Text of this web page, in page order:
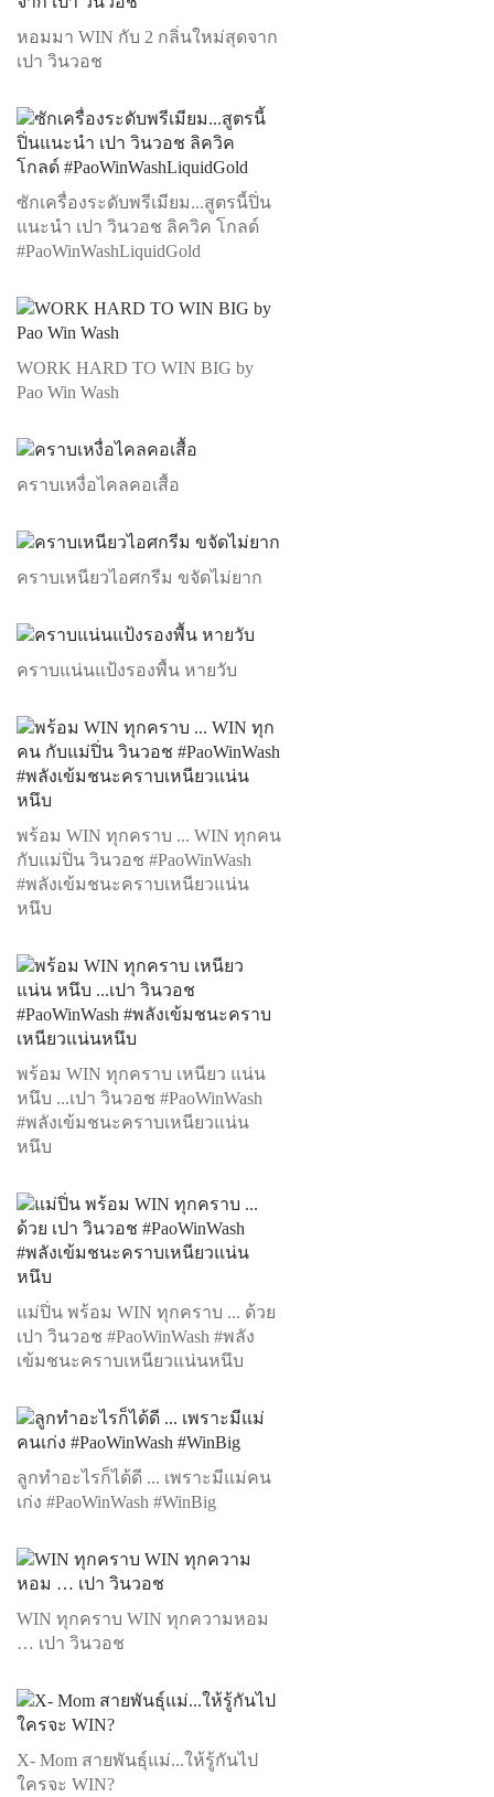
หอมมา WIN กับ 2 กลิ่นใหม่สุดจาก
เปา วินวอช
ซักเครื่องระดับพรีเมียม...สูตรนี้ปิ่น
แนะนำ เปา วินวอช ลิควิค โกลด์
#PaoWinWashLiquidGold
WORK HARD TO WIN BIG by
Pao Win Wash
คราบเหงื่อไคลคอเสื้อ
คราบเหนียวไอศกรีม ขจัดไม่ยาก
คราบแน่นแป้งรองพื้น หายวับ
พร้อม WIN ทุกคราบ ... WIN ทุกคน
กับแม่ปิ่น วินวอช #PaoWinWash
#พลังเข้มชนะคราบเหนียวแน่น
หนึบ
พร้อม WIN ทุกคราบ เหนียว แน่น
หนึบ ...เปา วินวอช #PaoWinWash
#พลังเข้มชนะคราบเหนียวแน่น
หนึบ
แม่ปิ่น พร้อม WIN ทุกคราบ ... ด้วย
เปา วินวอช #PaoWinWash #พลัง
เข้มชนะคราบเหนียวแน่นหนึบ
ลูกทำอะไรก็ได้ดี ... เพราะมีแม่คน
เก่ง #PaoWinWash #WinBig
WIN ทุกคราบ WIN ทุกความหอม
… เปา วินวอช
X- Mom สายพันธุ์แม่...ให้รู้กันไป
ใครจะ WIN?